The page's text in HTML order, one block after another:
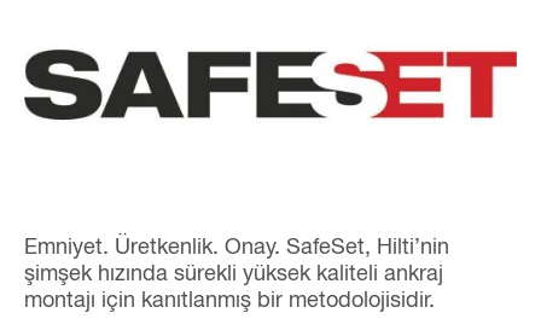
Emniyet. Üretkenlik. Onay. SafeSet, Hilti’nin
şimşek hızında sürekli yüksek kaliteli ankraj
montajı için kanıtlanmış bir metodolojisidir.